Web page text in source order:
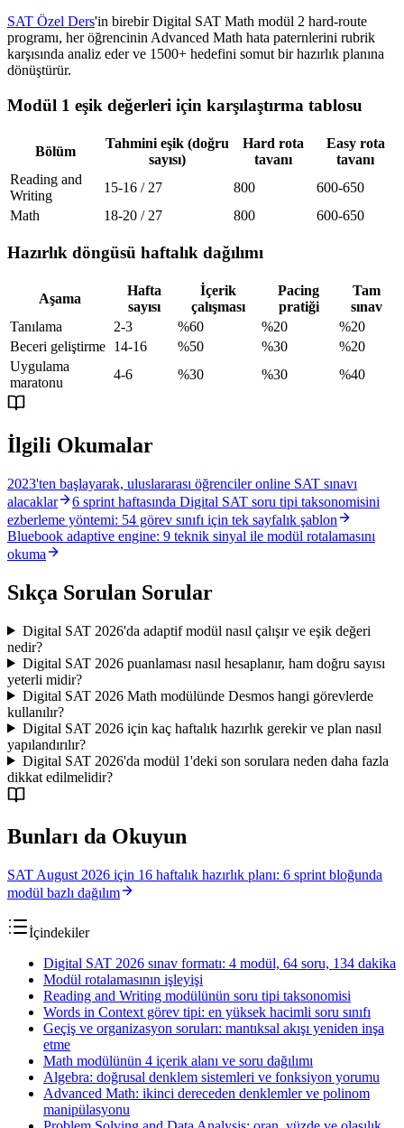
SAT Özel Ders'in birebir Digital SAT Math modül 2 hard-route
programı, her öğrencinin Advanced Math hata paternlerini rubrik
karşısında analiz eder ve 1500+ hedefini somut bir hazırlık planına
dönüştürür.
Modül 1 eşik değerleri için karşılaştırma tablosu
Bölüm
Tahmini eşik (doğru
sayısı)
Hard rota
tavanı
Easy rota
tavanı
Reading and
Writing
15-16 / 27 800
600-650
Math
18-20 / 27 800 600-650
Hazırlık döngüsü haftalık dağılımı
Aşama
Hafta
sayısı
İçerik
çalışması
Pacing
pratiği
Tam
sınav
Tanılama
2-3 %60 %20
%20
Beceri geliştirme 14-16 %50 %30
%20
Uygulama
maratonu
4-6 %30 %30 %40
İlgili Okumalar
2023'ten başlayarak, uluslararası öğrenciler online SAT sınavı
alacaklar
6 sprint haftasında Digital SAT soru tipi taksonomisini
ezberleme yöntemi: 54 görev sınıfı için tek sayfalık şablon
Bluebook adaptive engine: 9 teknik sinyal ile modül rotalamasını
okuma
Sıkça Sorulan Sorular
Digital SAT 2026'da adaptif modül nasıl çalışır ve eşik değeri
nedir?
Digital SAT 2026 puanlaması nasıl hesaplanır, ham doğru sayısı
yeterli midir?
Digital SAT 2026 Math modülünde Desmos hangi görevlerde
kullanılır?
Digital SAT 2026 için kaç haftalık hazırlık gerekir ve plan nasıl
yapılandırılır?
Digital SAT 2026'da modül 1'deki son sorulara neden daha fazla
dikkat edilmelidir?
Bunları da Okuyun
SAT August 2026 için 16 haftalık hazırlık planı: 6 sprint bloğunda
modül bazlı dağılım
İçindekiler
Digital SAT 2026 sınav formatı: 4 modül, 64 soru, 134 dakika
Modül rotalamasının işleyişi
Reading and Writing modülünün soru tipi taksonomisi
Words in Context görev tipi: en yüksek hacimli soru sınıfı
Geçiş ve organizasyon soruları: mantıksal akışı yeniden inşa
etme
Math modülünün 4 içerik alanı ve soru dağılımı
Algebra: doğrusal denklem sistemleri ve fonksiyon yorumu
Advanced Math: ikinci dereceden denklemler ve polinom
manipülasyonu